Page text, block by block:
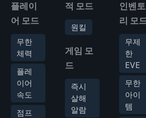
플레이
어 모드
무한
체력
플레
이어
속도
점프
적 모드
원킬
게임 모
드
즉시
살해
알람
인벤토
리 모
무제
한
EVE
무한
아이
템